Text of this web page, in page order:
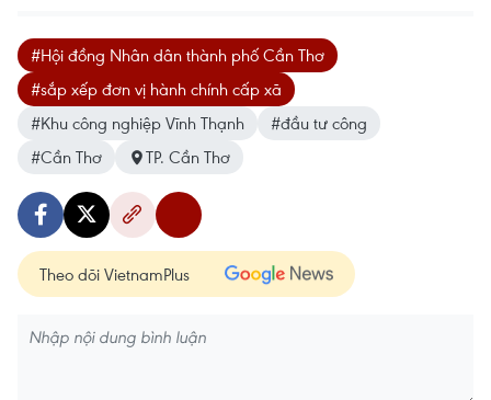
#Hội đồng Nhân dân thành phố Cần Thơ
#sắp xếp đơn vị hành chính cấp xã
#Khu công nghiệp Vĩnh Thạnh
#đầu tư công
#Cần Thơ
TP. Cần Thơ
Theo dõi VietnamPlus